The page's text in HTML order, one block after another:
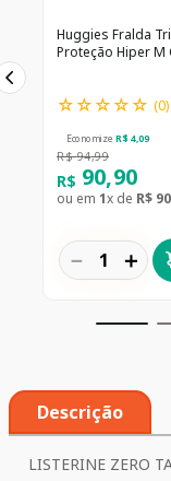
Huggies Fralda
Proteção Hiper M
☆☆☆☆☆ (0)
Economize R$ 4,09
R$ 94,99
R$ 90,90
ou em 1x de R$ 90
＋
－
Descrição
LISTERINE ZERO